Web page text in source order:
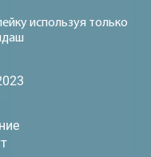
используя только